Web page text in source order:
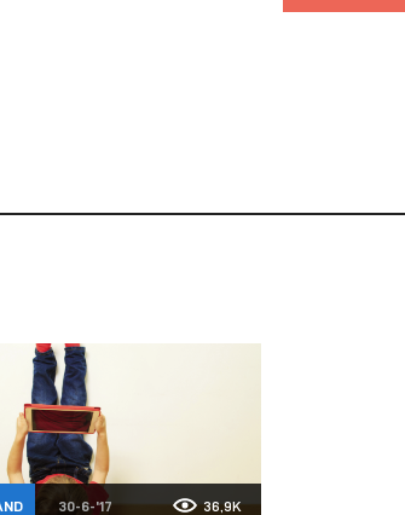
30-6-'17 36,9K